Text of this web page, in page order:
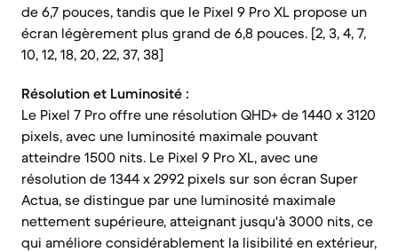
de 6,7 pouces, tandis que le Pixel 9 Pro XL propose un
écran légèrement plus grand de 6,8 pouces. [2, 3, 4, 7,
10, 12, 18, 20, 22, 37, 38]
Résolution et Luminosité :
Le Pixel 7 Pro offre une résolution QHD+ de 1440 x 3120
pixels, avec une luminosité maximale pouvant
atteindre 1500 nits. Le Pixel 9 Pro XL, avec une
résolution de 1344 x 2992 pixels sur son écran Super
Actua, se distingue par une luminosité maximale
nettement supérieure, atteignant jusqu'à 3000 nits, ce
qui améliore considérablement la lisibilité en extérieur,